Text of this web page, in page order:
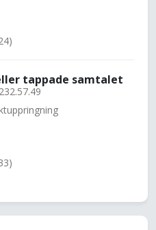
tappade samtalet